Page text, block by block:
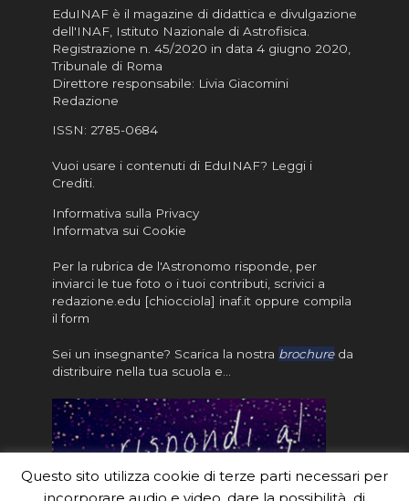
EduINAF è il magazine di didattica e divulgazione
dell'INAF, Istituto Nazionale di Astrofisica
Registrazione n. 45/2020 in data 4 giugno 2020,
Tribunale di Roma
Direttore responsabile: Livia Giacomini
Redazione
ISSN: 2785-0684
Vuoi usare i contenuti di EduINAF? Leggi i
Crediti.
Informativa sulla Privacy
Informatva sui Cookie
Per la rubrica de l'Astronomo risponde, per
inviarci le tue foto o i tuoi contributi, scrivici a
redazione.edu [chiocciola] inaf.it oppure compila
il form
Sei un insegnante? Scarica la nostra brochureda
distribuire nella tua scuola e…
Questo sito utilizza cookie di terze parti necessari per